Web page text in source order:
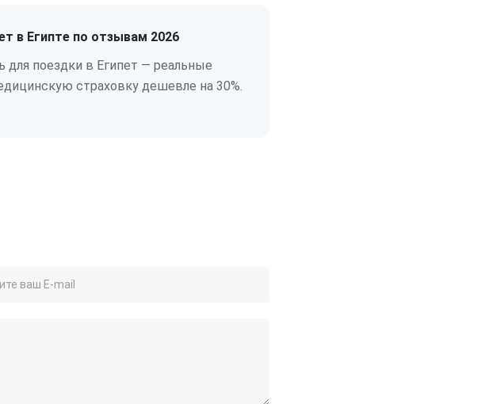
в Египте по отзывам 2026
поездки в Египет — реальные
страховку дешевле на 30%.